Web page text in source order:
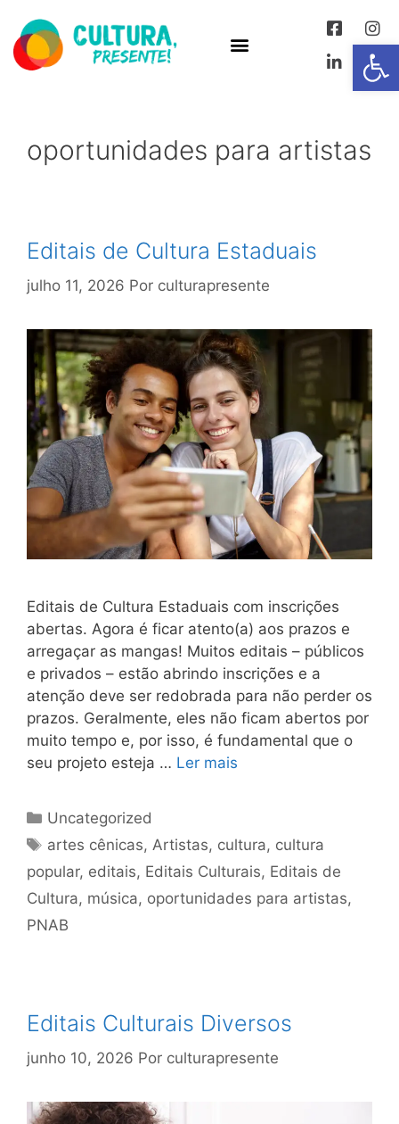
Abrir
oportunidades para artistas
Editais de Cultura Estaduais
julho 11, 2026 Por culturapresente
Editais de Cultura Estaduais com inscrições
abertas. Agora é ficar atento(a) aos prazos e
arregaçar as mangas! Muitos editais – públicos
e privados – estão abrindo inscrições e a
atenção deve ser redobrada para não perder os
prazos. Geralmente, eles não ficam abertos por
muito tempo e, por isso, é fundamental que o
seu projeto esteja … Ler mais
Uncategorized
artes cênicas,Artistas, cultura, cultura
popular, editais, Editais Culturais, Editais de
Cultura, música, oportunidades para artistas,
PNAB
Editais Culturais Diversos
junho 10, 2026 Por culturapresente